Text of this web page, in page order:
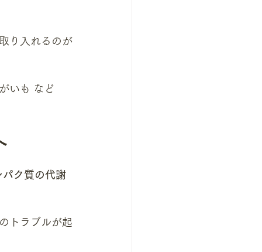
り入れるのが
いも など
ク質の代謝
トラブルが起